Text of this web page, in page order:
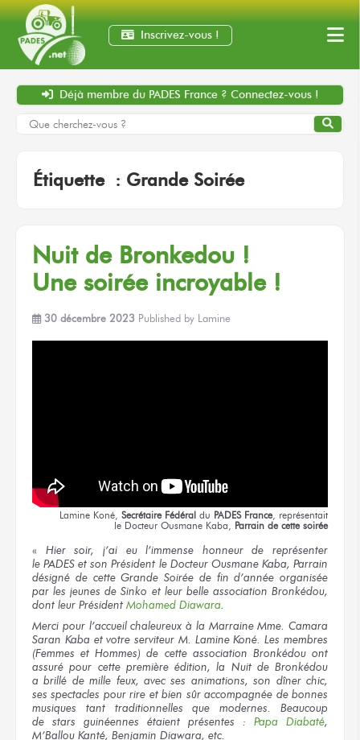
Inscrivez-vous !
Déjà membre du PADES France ? Connectez-vous !
Étiquette : Grande Soirée
Nuit de Bronkedou !
Une soirée incroyable !
30 décembre 2023 Published by Lamine
Lamine Koné, Secrétaire Fédéral du PADES France, représentait
le Docteur Ousmane Kaba, Parrain de cette soirée
« Hier soir, j’ai eul’immense honneurde représenter
le PADES et son Président le DocteurOusmane Kaba, Parrain
désigné de cette Grande Soirée de fin d’année organisée
par les jeunes de Sinko et leur belleassociation Bronkédou,
dont leur Président Mohamed Diawara.
Merci pour l’accueilchaleureux à la Marraine Mme. Camara
Saran Kaba et votre serviteur M. LamineKoné.Les membres
(Femmeset Hommes) de cette association Bronkédou ont
assurépour cette premièreédition,la Nuit de Bronkédou
a brillé de mille feux,avec ses animations, son dînerchic,
ses spectacles pour rire et bien sûraccompagnée de bonnes
musiques tant traditionnelles que modernes.
Beaucoup
de stars guinéennes étaient présentes : Papa Diabaté,
M’Ballou Kanté, Benjamin Diawara, etc.